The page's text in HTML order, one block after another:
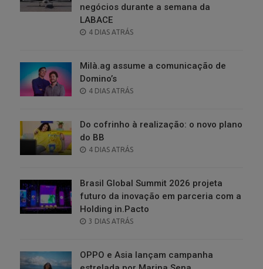
negócios durante a semana da
LABACE
POSTED
4 DIAS ATRÁS
Milà.ag assume a comunicação de
Domino’s
POSTED
4 DIAS ATRÁS
Do cofrinho à realização: o novo plano
do BB
POSTED
4 DIAS ATRÁS
Brasil Global Summit 2026 projeta
futuro da inovação em parceria com a
Holding in.Pacto
POSTED
3 DIAS ATRÁS
OPPO e Asia lançam campanha